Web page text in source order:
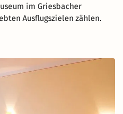
im Griesbacher
Ausflugszielen zählen.